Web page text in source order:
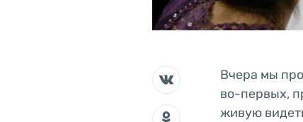
Вчера мы
во-первых,
живую